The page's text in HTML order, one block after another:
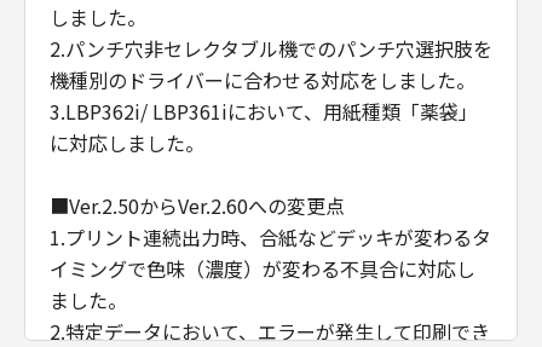
しました。
2.パンチ穴非セレクタブル機でのパンチ穴選択肢を
機種別のドライバーに合わせる対応をしました。
3.LBP362i/ LBP361iにおいて、用紙種類「薬袋」
に対応しました。
■Ver.2.50からVer.2.60への変更点
1.プリント連続出力時、合紙などデッキが変わるタ
イミングで色味（濃度）が変わる不具合に対応し
ました。
2.特定データにおいて、エラーが発生して印刷でき